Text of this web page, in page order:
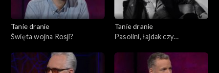
Tanie dranie
Święta wojna Rosji?
Tanie dranie
Pasolini, łajdak czy